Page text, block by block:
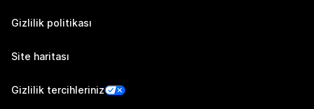
Gizlilik politikası
Site haritası
Gizlilik tercihleriniz